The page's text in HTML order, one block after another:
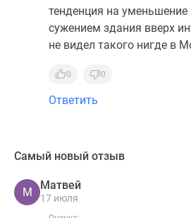
тенденция на уменьшение
сужением здания вверх
не видел такого нигде в
0 0
Ответить
Самый новый отзыв
М
Матвей
17 июля